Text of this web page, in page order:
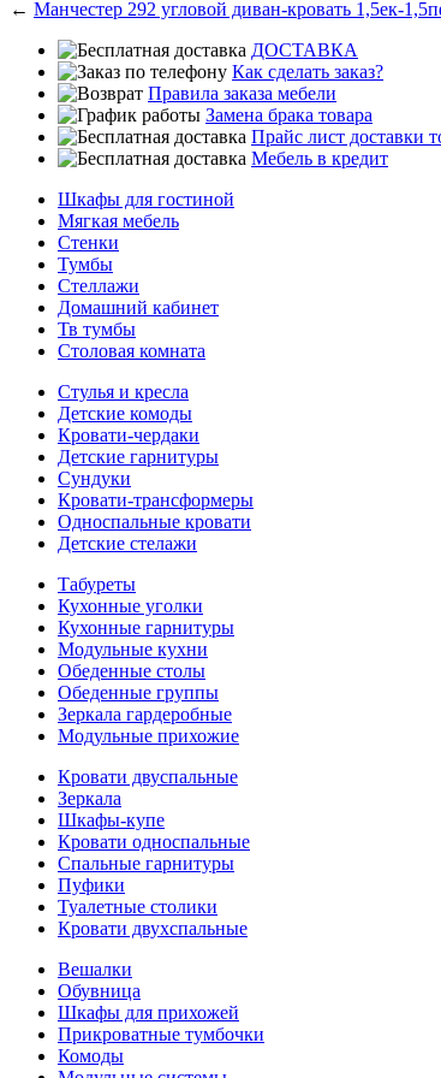
← Манчестер 292 угловой диван-кровать 1,5ек-
ДОСТАВКА
Как сделать заказ?
Правила заказа мебели
Замена брака товара
Прайс лист доставки
Мебель в кредит
Шкафы для гостиной
Мягкая мебель
Стенки
Тумбы
Стеллажи
Домашний кабинет
Тв тумбы
Столовая комната
Стулья и кресла
Детские комоды
Кровати-чердаки
Детские гарнитуры
Сундуки
Кровати-трансформеры
Односпальные кровати
Детские стелажи
Табуреты
Кухонные уголки
Кухонные гарнитуры
Модульные кухни
Обеденные столы
Обеденные группы
Зеркала гардеробные
Модульные прихожие
Кровати двуспальные
Зеркала
Шкафы-купе
Кровати односпальные
Спальные гарнитуры
Пуфики
Туалетные столики
Кровати двухспальные
Вешалки
Обувница
Шкафы для прихожей
Прикроватные тумбочки
Комоды